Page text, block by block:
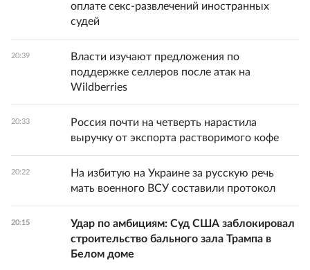
оплате секс-развлечений иностранных
судей
20:39
Власти изучают предложения по
поддержке селлеров после атак на
Wildberries
20:33
Россия почти на четверть нарастила
выручку от экспорта растворимого кофе
20:22
На избитую на Украине за русскую речь
мать военного ВСУ составили протокол
20:15
Удар по амбициям: Суд США заблокировал
строительство бального зала Трампа в
Белом доме